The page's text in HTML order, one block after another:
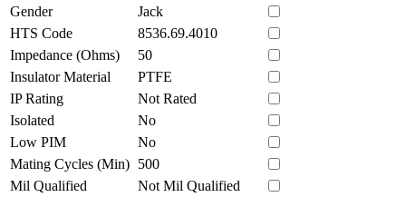
Gender
Jack
HTS Code
8536.69.4010
Impedance (Ohms)
50
Insulator Material
PTFE
IP Rating
Not Rated
Isolated
No
Low PIM
No
Mating Cycles (Min) 500
Mil Qualified
Not Mil Qualified